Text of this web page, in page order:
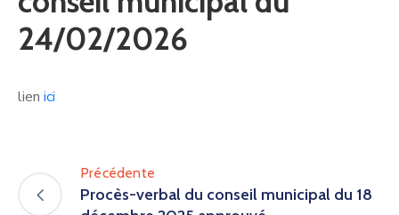
24/02/2026
lien ici
Précédente
Procès-verbal du conseil municipal du 18